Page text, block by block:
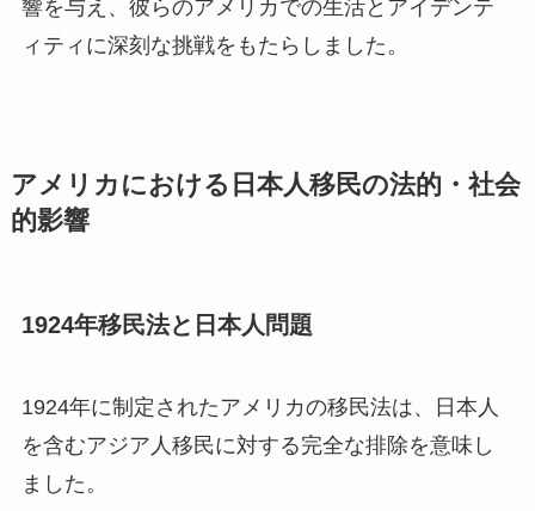
響を与え、彼らのアメリカでの生活とアイデンテ
ィティに深刻な挑戦をもたらしました。
アメリカにおける日本人移民の法的・社会
的影響
1924年移民法と日本人問題
1924年に制定されたアメリカの移民法は、日本人
を含むアジア人移民に対する完全な排除を意味し
ました。